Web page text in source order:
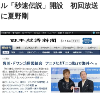
ル「秒速伝説」開設 初回放送
に夏野剛